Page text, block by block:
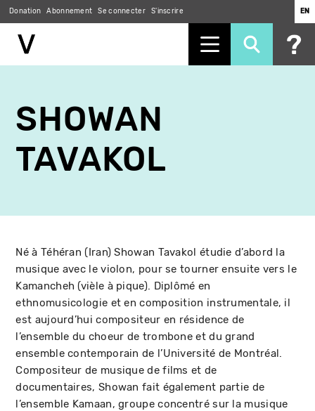
contenu
principal
Donation Abonnement Se connecter S'inscrire EN
SHOWAN
TAVAKOL
Né à Téhéran (Iran) Showan Tavakol étudie d’abord la
musique avec le violon, pour se tourner ensuite vers le
Kamancheh (vièle à pique). Diplômé en
ethnomusicologie et en composition instrumentale, il
est aujourd’hui compositeur en résidence de
l’ensemble du choeur de trombone et du grand
ensemble contemporain de l’Université de Montréal.
Compositeur de musique de films et de
documentaires, Showan fait également partie de
l’ensemble Kamaan, groupe concentré sur la musique